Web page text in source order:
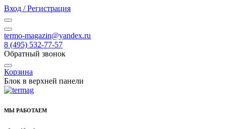
Вход / Регистрация
termo-magazin@yandex.ru
8 (495) 532-77-57
Обратный звонок
Корзина
Блок в верхней панели
МЫ РАБОТАЕМ